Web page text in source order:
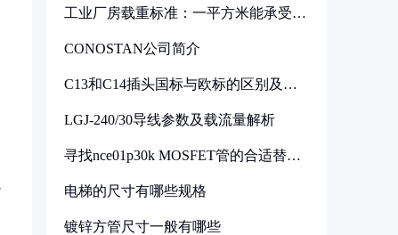
工业厂房载重标准：一平方米能承受多
CONOSTAN公司简介
C13和C14插头国标与欧标的区别及其
LGJ-240/30导线参数及载流量解析
寻找nce01p30k MOSFET管的合适替代
电梯的尺寸有哪些规格
镀锌方管尺寸一般有哪些